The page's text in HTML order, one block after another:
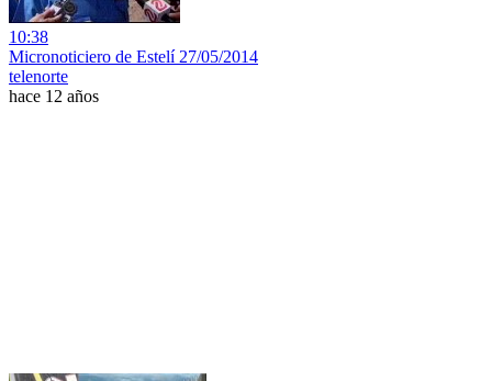
10:38
Micronoticiero de Estelí 27/05/2014
telenorte
hace 12 años